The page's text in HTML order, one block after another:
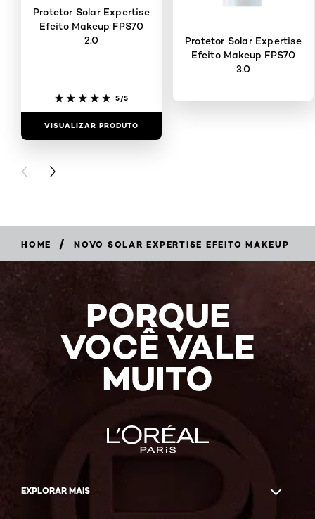
Protetor Solar Expertise
Efeito Makeup FPS70
2.0
5/5
VISUALIZAR PRODUTO
Protetor Solar Expertise
Efeito Makeup FPS70
3.0
PREVIOUS CARD
NEXT CARD
HOME / NOVO SOLAR EXPERTISE EFEITO MAKEUP
PORQUE
VOCÊ VALE
MUITO
EXPLORAR MAIS